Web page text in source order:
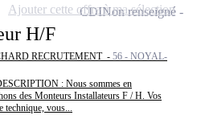
H/F
RECRUTEMENT - 56 - NOYAL-
: Nous sommes en
des Monteurs Installateurs F / H. Vos
technique, vous...
CDINon renseigné
Ajouter cette offre à ma sélection